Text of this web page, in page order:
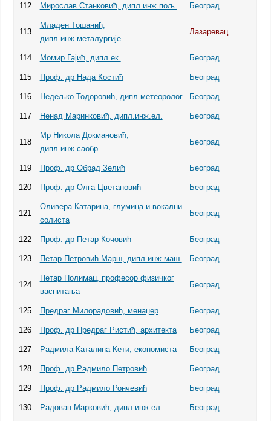
112 Мирослав Станковић, дипл.инж.пољ. Београд
113
Младен Тошанић,
дипл.инж.металургије
Лазаревац
114 Момир Гајић, дипл.ек. Београд
115 Проф. др Нада Костић Београд
116 Недeљко Тодоровић, дипл.метеоролог Београд
117 Ненад Маринковић, дипл.инж.ел. Београд
118
Мр Никола Докмановић,
дипл.инж.саобр.
Београд
119 Проф. др Обрад Зелић Београд
120 Проф. др Олга Цветановић Београд
121
Оливера Катарина, глумица и вокални
солиста
Београд
122 Проф. др Петар Кочовић Београд
123 Петар Петровић Марш, дипл.инж.маш. Београд
124
Петар Полимац, професор физичког
васпитања
Београд
125 Предраг Милорадовић, менаџер Београд
126 Проф. др Предраг Ристић, архитекта Београд
127 Радмила Каталина Кети, економиста Београд
128 Проф. др Радмило Петровић Београд
129 Проф. др Радмило Рончевић Београд
130 Радован Марковић, дипл.инж.ел. Београд